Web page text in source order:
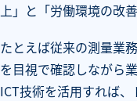
上」と「労働環境の改
たとえば従来の測量業
を目視で確認しながら
ICT技術を活用すれば